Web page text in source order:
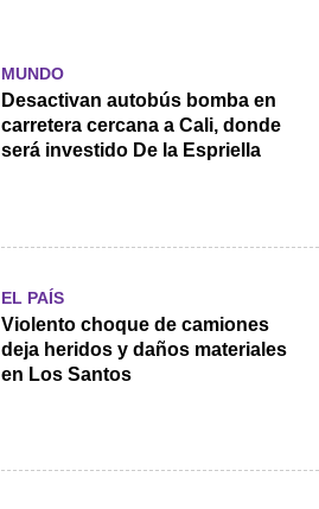
MUNDO
Desactivan autobús bomba en
carretera cercana a Cali, donde
será investido De la Espriella
EL PAÍS
Violento choque de camiones
deja heridos y daños materiales
en Los Santos